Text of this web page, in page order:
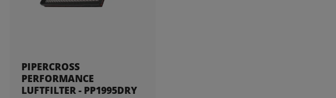
PIPERCROSS
PERFORMANCE
LUFTFILTER - PP1995DRY